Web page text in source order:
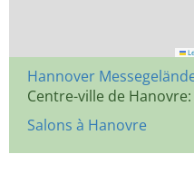
Hannover
Centre-ville de
Salons à Hanovre